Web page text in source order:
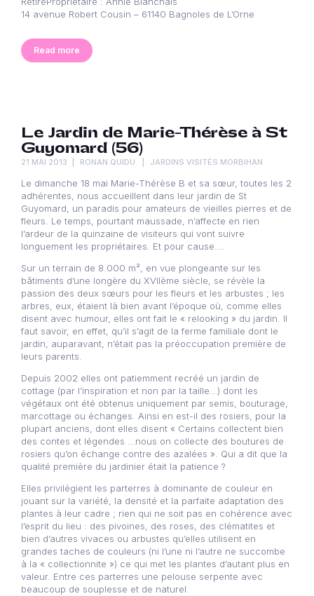
14 avenue Robert Cousin – 61140 Bagnoles de L’Orne
Read more
Le Jardin de Marie-Thérèse à St
Guyomard (56)
21 MAI 2013 RONAN QUIDU JARDINS VISITÉS MORBIHAN
Le dimanche 18 mai Marie-Thérèse B et sa sœur, toutes les 2
adhérentes, nous accueillent dans leur jardin de St
Guyomard, un paradis pour amateurs de vieilles pierres et de
fleurs. Le temps, pourtant maussade, n’affecte en rien
l’ardeur de la quinzaine de visiteurs qui vont suivre
longuement les propriétaires. Et pour cause….
Sur un terrain de 8.000 m², en vue plongeante sur les
bâtiments d’une longère du XVIIème siècle, se révèle la
passion des deux sœurs pour les fleurs et les arbustes ; les
arbres, eux, étaient là bien avant l’époque où, comme elles
disent avec humour, elles ont fait le « relooking » du jardin. Il
faut savoir, en effet, qu’il s’agit de la ferme familiale dont le
jardin, auparavant, n’était pas la préoccupation première de
leurs parents.
Depuis 2002 elles ont patiemment recréé un jardin de
cottage (par l’inspiration et non par la taille…) dont les
végétaux ont été obtenus uniquement par semis, bouturage,
marcottage ou échanges. Ainsi en est-il des rosiers, pour la
plupart anciens, dont elles disent « Certains collectent bien
des contes et légendes …nous on collecte des boutures de
rosiers qu’on échange contre des azalées ». Qui a dit que la
qualité première du jardinier était la patience ?
Elles privilégient les parterres à dominante de couleur en
jouant sur la variété, la densité et la parfaite adaptation des
plantes à leur cadre ; rien qui ne soit pas en cohérence avec
l’esprit du lieu : des pivoines, des roses, des clématites et
bien d’autres vivaces ou arbustes qu’elles utilisent en
grandes taches de couleurs (ni l’une ni l’autre ne succombe
à la « collectionnite ») ce qui met les plantes d’autant plus en
valeur. Entre ces parterres une pelouse serpente avec
beaucoup de souplesse et de naturel.